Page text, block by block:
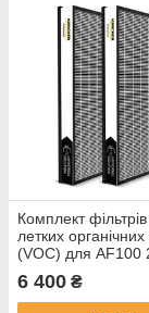
Комплект
летких
(VOC) для AF100
6 400 ₴